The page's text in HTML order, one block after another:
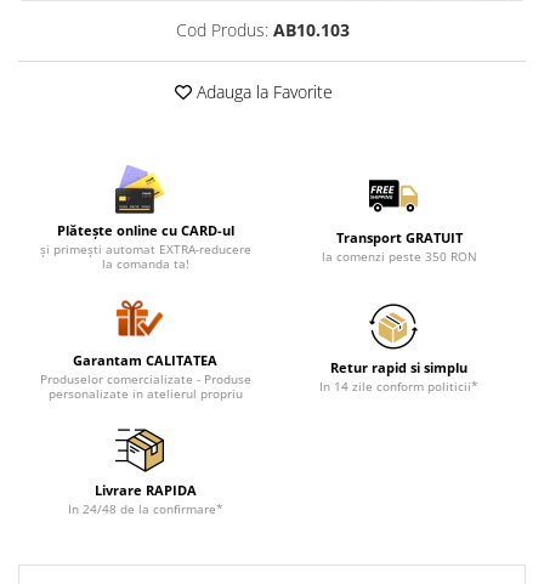
Cod Produs: AB10.103
Adauga la Favorite
Plătește online cu CARD-ul
și primești automat EXTRA-reducere
la comanda ta!
Transport GRATUIT
la comenzi peste 350 RON
Garantam CALITATEA
Produselor comercializate - Produse
personalizate in atelierul propriu
Retur rapid si simplu
In 14 zile conform politicii*
Livrare RAPIDA
In 24/48 de la confirmare*